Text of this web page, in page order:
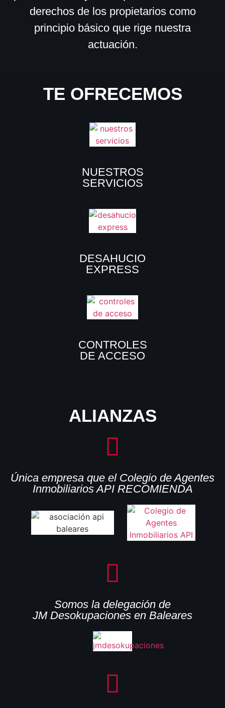
derechos de los propietarios como
principio básico que rige nuestra
actuación.
TE OFRECEMOS
NUESTROS
SERVICIOS
DESAHUCIO
EXPRESS
CONTROLES
DE ACCESO
ALIANZAS
Única empresa que el Colegio de Agentes
Inmobiliarios API RECOMIENDA
Somos la delegación de
JM Desokupaciones en Baleares